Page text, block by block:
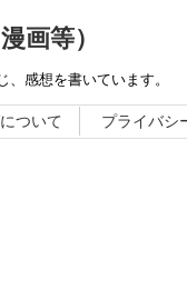
画等）
感想を書いています。
ついて プライバシ